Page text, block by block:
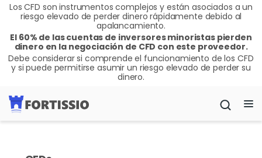
Los CFD son instrumentos complejos y están asociados a un
riesgo elevado de perder dinero rápidamente debido al
apalancamiento.
El 60% de las cuentas de inversores minoristas pierden
dinero en la negociación de CFD con este proveedor.
Debe considerar si comprende el funcionamiento de los CFD
y si puede permitirse asumir un riesgo elevado de perder su
dinero.